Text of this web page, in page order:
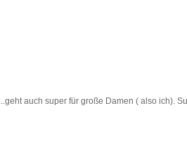
auch super für große Damen ( also ich).